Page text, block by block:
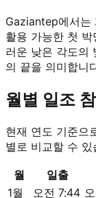
Gaziantep에서는
활용 가능한 첫
러운 낮은 각도의
의 끝을 의미합니
월별 일조
현재 연도 기준으
별로 비교할 수 있
월 일출
1월
오전 7:44